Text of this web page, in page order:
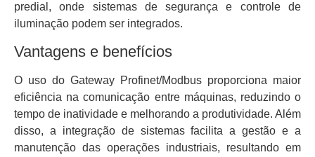
predial, onde sistemas de segurança e controle de
iluminação podem ser integrados.
Vantagens e benefícios
O uso do Gateway Profinet/Modbus proporciona maior
eficiência na comunicação entre máquinas, reduzindo o
tempo de inatividade e melhorando a produtividade. Além
disso, a integração de sistemas facilita a gestão e a
manutenção das operações industriais, resultando em